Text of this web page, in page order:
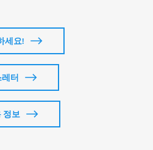
세요!
터
정보